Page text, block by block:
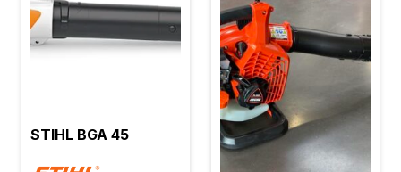
STIHL BGA 45